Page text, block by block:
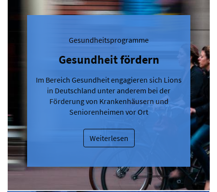
Gesundheitsprogramme
Gesundheit fördern
Im Bereich Gesundheit engagieren sich Lions
in Deutschland unter anderem bei der
Förderung von Krankenhäusern und
Seniorenheimen vor Ort
Weiterlesen